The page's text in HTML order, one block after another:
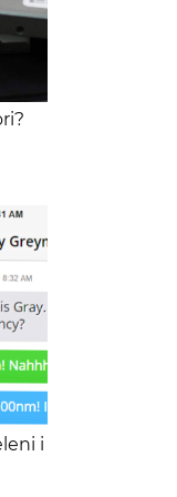
i